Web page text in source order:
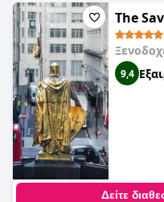
The
9,4
Δείτε